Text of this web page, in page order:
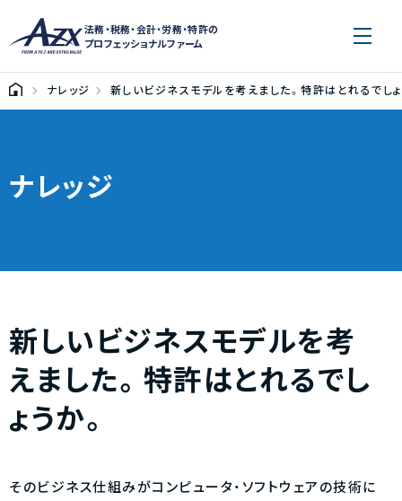
法務・税務・会計・労務・特許の
プロフェッショナルファーム
ナレッジ 新しいビジネスモデルを考えました。特許はとれるでし
ナレッジ
新しいビジネスモデルを考
えました。特許はとれるでし
ょうか。
そのビジネス仕組みがコンピュータ・ソフトウェアの技術に